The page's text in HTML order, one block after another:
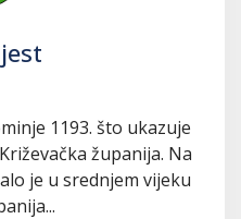
1193. što ukazuje
županija. Na
je u srednjem vijeku